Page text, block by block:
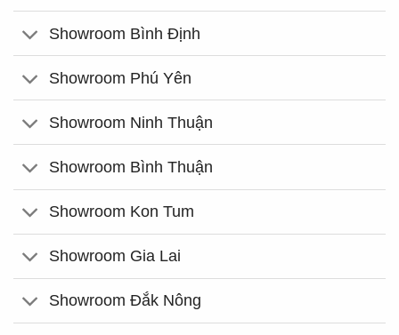
Showroom Bình Định
Showroom Phú Yên
Showroom Ninh Thuận
Showroom Bình Thuận
Showroom Kon Tum
Showroom Gia Lai
Showroom Đắk Nông